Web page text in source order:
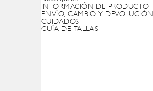
INFORMACIÓN DE PRODUCTO
ENVÍO, CAMBIO Y DEVOLUCIÓN
CUIDADOS
GUÍA DE TALLAS